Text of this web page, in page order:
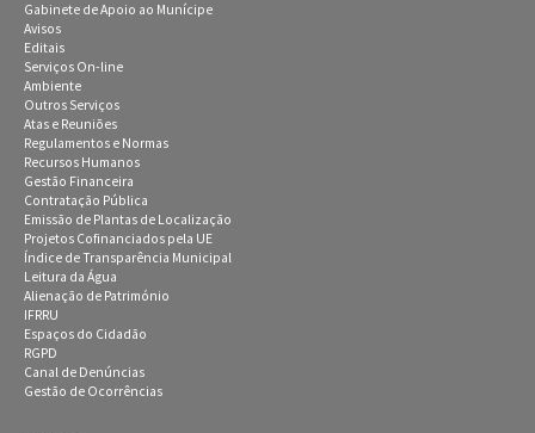
Gabinete de Apoio ao Munícipe
Avisos
Editais
Serviços On-line
Ambiente
Outros Serviços
Atas e Reuniões
Regulamentos e Normas
Recursos Humanos
Gestão Financeira
Contratação Pública
Emissão de Plantas de Localização
Projetos Cofinanciados pela UE
Índice de Transparência Municipal
Leitura da Água
Alienação de Património
IFRRU
Espaços do Cidadão
RGPD
Canal de Denúncias
Gestão de Ocorrências